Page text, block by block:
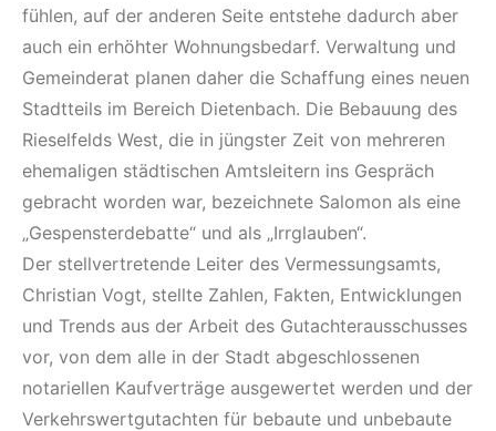
fühlen, auf der anderen Seite entstehe dadurch aber
auch ein erhöhter Wohnungsbedarf. Verwaltung und
Gemeinderat planen daher die Schaffung eines neuen
Stadtteils im Bereich Dietenbach. Die Bebauung des
Rieselfelds West, die in jüngster Zeit von mehreren
ehemaligen städtischen Amtsleitern ins Gespräch
gebracht worden war, bezeichnete Salomon als eine
„Gespensterdebatte“ und als „Irrglauben“.
Der stellvertretende Leiter des Vermessungsamts,
Christian Vogt, stellte Zahlen, Fakten, Entwicklungen
und Trends aus der Arbeit des Gutachterausschusses
vor, von dem alle in der Stadt abgeschlossenen
notariellen Kaufverträge ausgewertet werden und der
Verkehrswertgutachten für bebaute und unbebaute